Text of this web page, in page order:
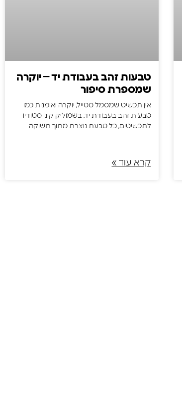
טבעות זהב בעבודת יד – יוקרה
שמספרת סיפור
אין תכשיט שמסמל סטייל, יוקרה ואומנות כמו
טבעות זהב בעבודת יד. בשמוליק קינן סטודיו
לתכשיטים, כל טבעת נוצרת מתוך תשוקה
קרא עוד »